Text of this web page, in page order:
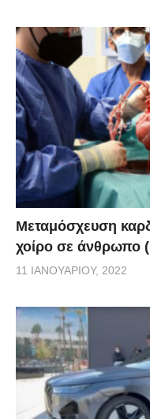
Μεταμόσχευση
χοίρο σε άνθρωπο
11 ΙΑΝΟΥΑΡΊΟΥ, 2022